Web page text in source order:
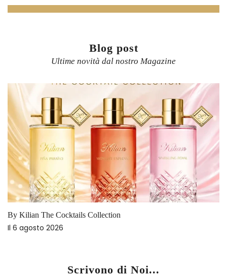
Blog post
Ultime novità dal nostro Magazine
BDK Parfums Les Absolus
Scrivono di Noi...